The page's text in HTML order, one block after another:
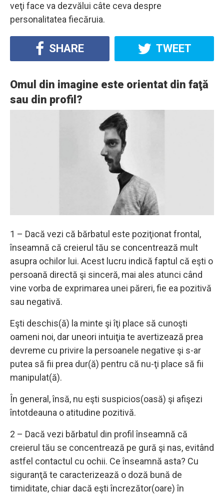
veţi face va dezvălui câte ceva despre
personalitatea fiecăruia.
SHARE TWEET
Omul din imagine este orientat din faţă
sau din profil?
1 – Dacă vezi că bărbatul este poziţionat frontal,
înseamnă că creierul tău se concentrează mult
asupra ochilor lui. Acest lucru indică faptul că eşti o
persoană directă şi sinceră, mai ales atunci când
vine vorba de exprimarea unei păreri, fie ea pozitivă
sau negativă.
Eşti deschis(ă) la minte şi îţi place să cunoşti
oameni noi, dar uneori intuiţia te avertizează prea
devreme cu privire la persoanele negative şi s-ar
putea să fii prea dur(ă) pentru că nu-ţi place să fii
manipulat(ă).
În general, însă, nu eşti suspicios(oasă) şi afişezi
întotdeauna o atitudine pozitivă.
2 – Dacă vezi bărbatul din profil înseamnă că
creierul tău se concentrează pe gură şi nas, evitând
astfel contactul cu ochii. Ce înseamnă asta? Cu
siguranţă te caracterizează o doză bună de
timiditate, chiar dacă eşti încrezător(oare) în